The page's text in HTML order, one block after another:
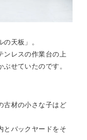
天板」。
ンレスの作業台の上
せていたのです。
古材の小さな子はど
とバックヤードをそ